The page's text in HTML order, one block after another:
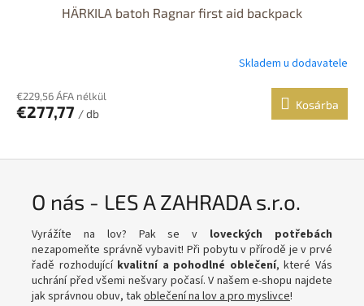
HÄRKILA batoh Ragnar first aid backpack
átlagos
értékelése
5,0
Skladem u dodavatele
€229,56 ÁFA nélkül
€277,77 / db
Kosárba
O nás - LES A ZAHRADA s.r.o.
Vyrážíte na lov? Pak se v loveckých potřebách
nezapomeňte správně vybavit! Při pobytu v přírodě je v prvé
řadě rozhodující kvalitní a pohodlné oblečení, které Vás
uchrání před všemi nešvary počasí. V našem e-shopu najdete
jak správnou obuv, takoblečení na lov a pro myslivce!